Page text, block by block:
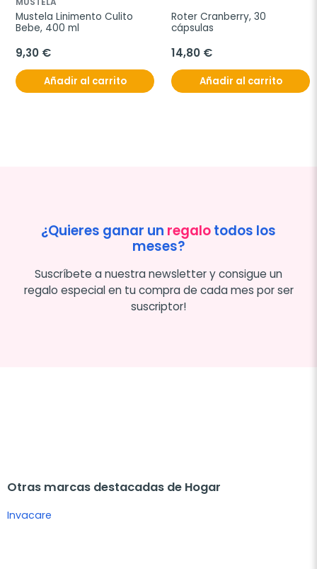
Mustela Linimento Culito
Bebe, 400 ml
9,30 €
Añadir al carrito
Roter Cranberry, 30
cápsulas
14,80 €
Añadir al carrito
¿Quieres ganar un regalotodos los
meses?
Suscríbete a nuestra newsletter y consigue un
regalo especial en tu compra de cada mes por ser
suscriptor!
Otras marcas destacadas de Hogar
Invacare